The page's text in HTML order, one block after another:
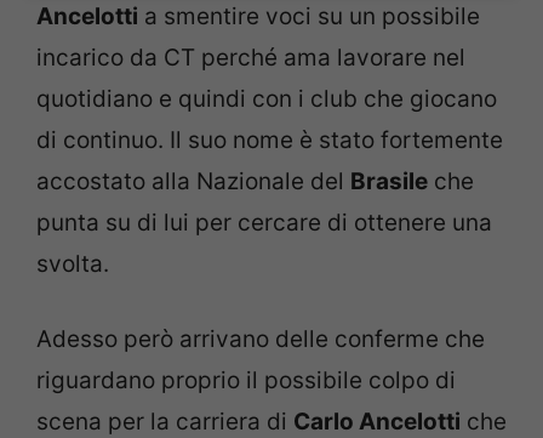
Ancelotti a smentire voci su un possibile
incarico da CT perché ama lavorare nel
quotidiano e quindi con i club che giocano
di continuo. Il suo nome è stato fortemente
accostato alla Nazionale del Brasile che
punta su di lui per cercare di ottenere una
svolta.
Adesso però arrivano delle conferme che
riguardano proprio il possibile colpo di
scena per la carriera di Carlo Ancelotti che